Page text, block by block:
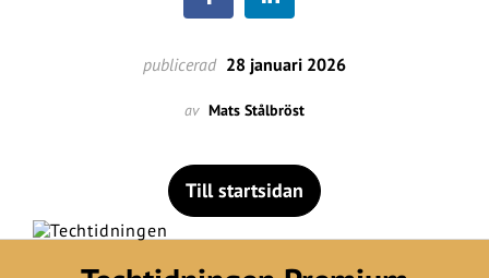
publicerad 28 januari 2026
av Mats Stålbröst
Till startsidan